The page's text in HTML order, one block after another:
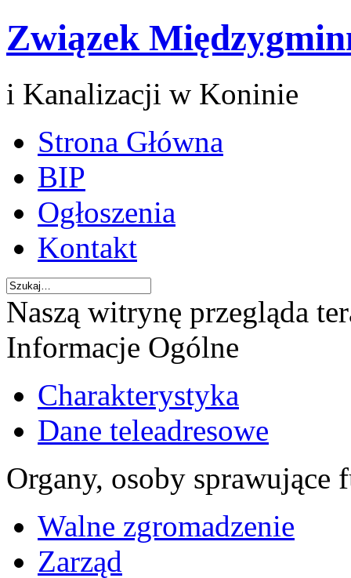
Związek
i Kanalizacji w Koninie
Strona Główna
BIP
Ogłoszenia
Kontakt
Naszą witrynę przegląda
Informacje Ogólne
Charakterystyka
Dane teleadresowe
Organy, osoby
Walne zgromadzenie
Zarząd